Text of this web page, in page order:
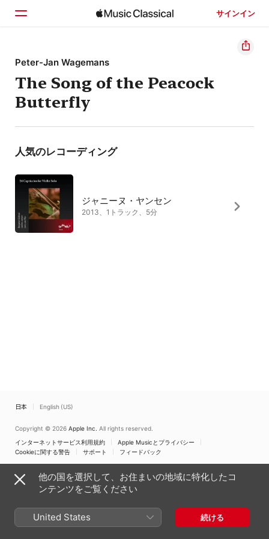
サインイン
ホーム
見つける
検索
Peter-Jan Wagemans
The Song of the Peacock
Butterfly
人気のレコーディング
ジャニーヌ・ヤンセン
2013、1トラック、5分
日本 English (US)
Copyright © 2026 Apple Inc. All rights reserved.
インターネットサービス利用規約
Apple Musicとプライバシー
Cookieに関する警告
サポート フィードバック
他の国を選択して、お住まいの地域に特化したコ
ンテンツをご覧ください
United States 続ける